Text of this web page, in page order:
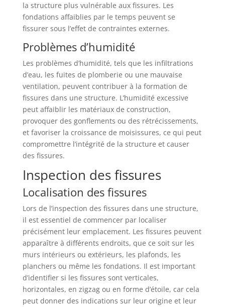
la structure plus vulnérable aux fissures. Les
fondations affaiblies par le temps peuvent se
fissurer sous l’effet de contraintes externes.
Problèmes d’humidité
Les problèmes d’humidité, tels que les infiltrations
d’eau, les fuites de plomberie ou une mauvaise
ventilation, peuvent contribuer à la formation de
fissures dans une structure. L’humidité excessive
peut affaiblir les matériaux de construction,
provoquer des gonflements ou des rétrécissements,
et favoriser la croissance de moisissures, ce qui peut
compromettre l’intégrité de la structure et causer
des fissures.
Inspection des fissures
Localisation des fissures
Lors de l’inspection des fissures dans une structure,
il est essentiel de commencer par localiser
précisément leur emplacement. Les fissures peuvent
apparaître à différents endroits, que ce soit sur les
murs intérieurs ou extérieurs, les plafonds, les
planchers ou même les fondations. Il est important
d’identifier si les fissures sont verticales,
horizontales, en zigzag ou en forme d’étoile, car cela
peut donner des indications sur leur origine et leur